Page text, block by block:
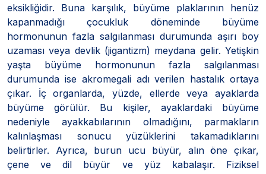
eksikliğidir. Buna karşılık, büyüme plaklarının henüz
kapanmadığı çocukluk döneminde büyüme
hormonunun fazla salgılanması durumunda aşırı boy
uzaması veya devlik (jigantizm) meydana gelir. Yetişkin
yaşta büyüme hormonunun fazla salgılanması
durumunda ise akromegali adı verilen hastalık ortaya
çıkar. İç organlarda, yüzde, ellerde veya ayaklarda
büyüme görülür. Bu kişiler, ayaklardaki büyüme
nedeniyle ayakkabılarının olmadığını, parmakların
kalınlaşması sonucu yüzüklerini takamadıklarını
belirtirler. Ayrıca, burun ucu büyür, alın öne çıkar,
çene ve dil büyür ve yüz kabalaşır. Fiziksel